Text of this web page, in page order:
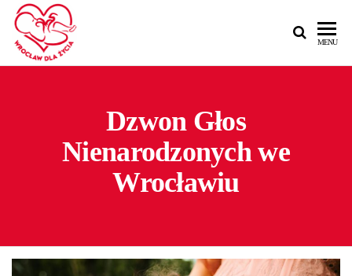
MENU
Dzwon Głos
Nienarodzonych we
Wrocławiu